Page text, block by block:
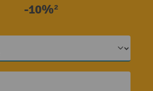
-10%²